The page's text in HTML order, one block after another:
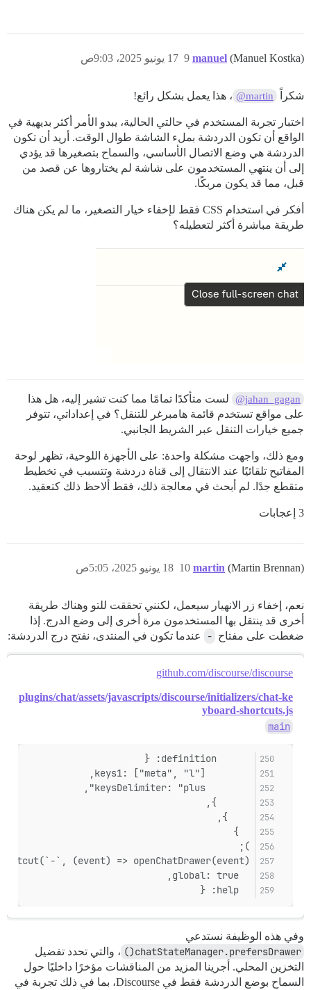
manuel (Manuel Kostka) 17 يونيو 2025، 9:03ص 9
شكراً @martin ، هذا يعمل بشكل رائع!
اختبار تجربة المستخدم في حالتي الحالية، يبدو الأمر أكثر بديهية في
الواقع أن تكون الدردشة بملء الشاشة طوال الوقت. أريد أن تكون
الدردشة هي وضع الاتصال الأساسي، والسماح بتصغيرها قد يؤدي
إلى أن ينتهي المستخدمون على شاشة لم يختاروها عن قصد من
قبل، مما قد يكون مربكًا.
أفكر في استخدام CSS فقط لإخفاء خيار التصغير، ما لم يكن هناك
طريقة مباشرة أكثر لتعطيله؟
@jahan_gagan
لست متأكدًا تمامًا مما كنت تشير إليه، هل هذا
على مواقع تستخدم قائمة هامبرغر للتنقل؟ في إعداداتي، تتوفر
جميع خيارات التنقل عبر الشريط الجانبي.
ومع ذلك، واجهت مشكلة واحدة: على الأجهزة اللوحية، تظهر لوحة
المفاتيح تلقائيًا عند الانتقال إلى قناة دردشة وتتسبب في تخطيط
متقطع جدًا. لم أبحث في معالجة ذلك، فقط ألاحظ ذلك كتعقيد.
3 إعجابات
martin (Martin Brennan) 18 يونيو 2025، 5:05ص 10
نعم، إخفاء زر الانهيار سيعمل، لكنني تحققت للتو وهناك طريقة
أخرى قد ينتقل بها المستخدمون مرة أخرى إلى وضع الدرج. إذا
ضغطت على مفتاح - عندما تكون في المنتدى، نفتح درج الدردشة:
github.com/discourse/discourse
plugins/chat/assets/javascripts/discourse/initializers/chat-ke
yboard-shortcuts.js
main
      },
    },
  }
);
`, (event) => openChatDrawer(event), {
وفي هذه الوظيفة نستدعي
chatStateManager.prefersDrawer()
، والتي تحدد تفضيل
التخزين المحلي. أجرينا المزيد من المناقشات مؤخرًا داخليًا حول
السماح بوضع الدردشة فقط في Discourse، بما في ذلك تجربة في